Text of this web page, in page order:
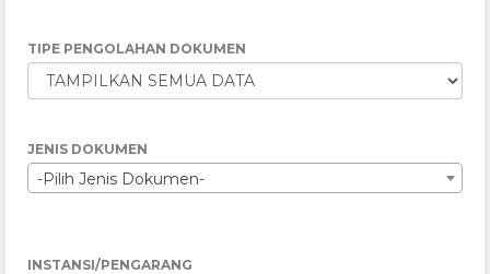
TIPE PENGOLAHAN DOKUMEN
JENIS DOKUMEN
-Pilih Jenis Dokumen-
INSTANSI/PENGARANG